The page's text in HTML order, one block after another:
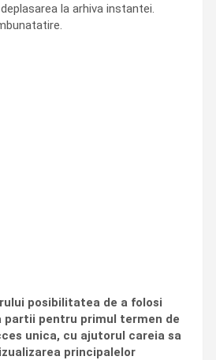
la arhiva instantei.
posibilitatea de a folosi
partii pentru primul termen de
unica, cu ajutorul careia sa
principalelor